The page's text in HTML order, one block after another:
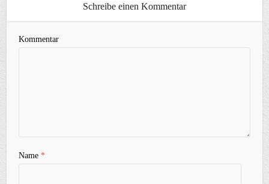
Schreibe einen Kommentar
Kommentar
Name*